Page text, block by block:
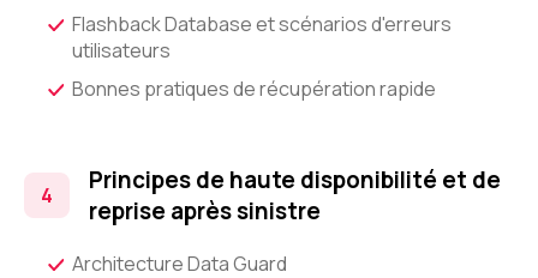
Flashback Database et scénarios d'erreurs
utilisateurs
Bonnes pratiques de récupération rapide
Principes de haute disponibilité et de
reprise après sinistre
Architecture Data Guard